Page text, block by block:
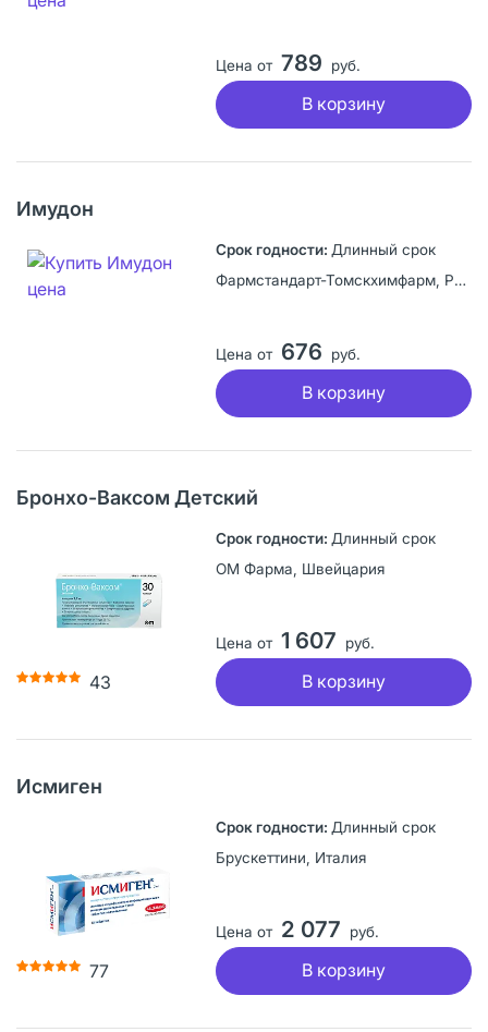
Цена от 789 руб.
В корзину
Имудон
Длинный срок
Фармстандарт-Томскхимфарм, Россия
Цена от 676 руб.
В корзину
Бронхо-Ваксом Детский
43
Длинный срок
ОМ Фарма, Швейцария
Цена от 1 607 руб.
В корзину
Исмиген
77
Длинный срок
Брускеттини, Италия
Цена от 2 077 руб.
В корзину